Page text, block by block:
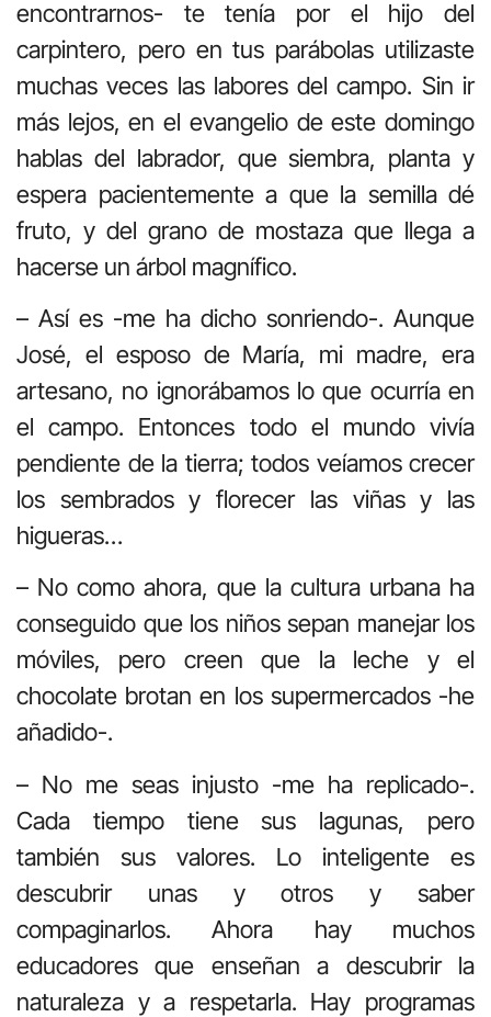
encontrarnos- te tenía por el hijo del
carpintero, pero en tus parábolas utilizaste
muchas veces las labores del campo. Sin ir
más lejos, en el evangelio de este domingo
hablas del labrador, que siembra, planta y
espera pacientemente a que la semilla dé
fruto, y del grano de mostaza que llega a
hacerse un árbol magnífico.
– Así es -me ha dicho sonriendo-. Aunque
José, el esposo de María, mi madre, era
artesano, no ignorábamos lo que ocurría en
el campo. Entonces todo el mundo vivía
pendiente de la tierra; todos veíamos crecer
los sembrados y florecer las viñas y las
higueras…
– No como ahora, que la cultura urbana ha
conseguido que los niños sepan manejar los
móviles, pero creen que la leche y el
chocolate brotan en los supermercados -he
añadido-.
– No me seas injusto -me ha replicado-.
Cada tiempo tiene sus lagunas, pero
también sus valores. Lo inteligente es
descubrir unas y otros y saber
compaginarlos. Ahora hay muchos
educadores que enseñan a descubrir la
naturaleza y a respetarla. Hay programas